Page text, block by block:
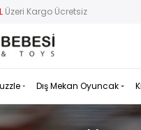
Üzeri Kargo Ücretsiz
Dış Mekan Oyuncak